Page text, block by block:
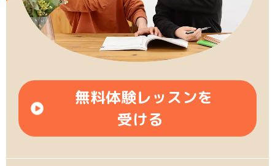
無料体験レッスンを
受ける